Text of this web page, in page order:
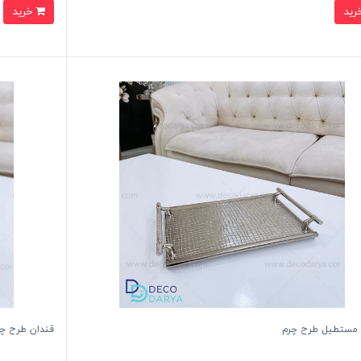
خرید
مستطیل طرح چرم قندان طرح